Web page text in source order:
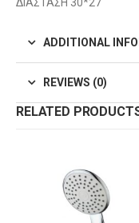
ADDITIONAL
REVIEWS (0)
RELATED